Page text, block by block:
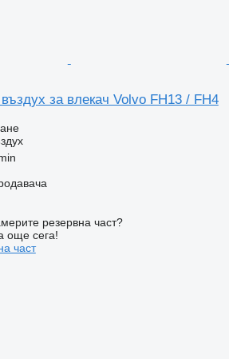
за влекач Volvo FH13 / FH4
резервна част?
още сега!
част